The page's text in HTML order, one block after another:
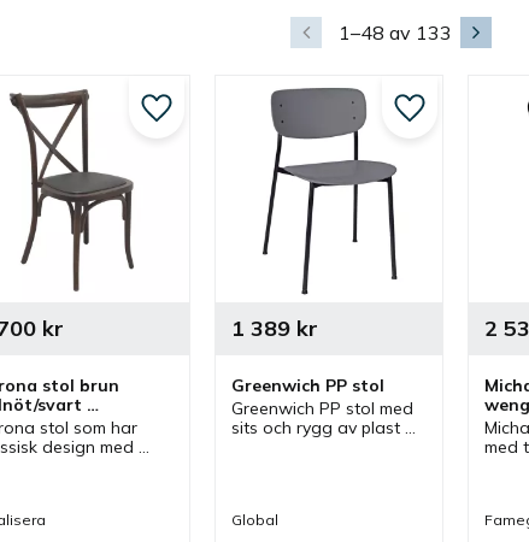
1–48 av 133
stol brun
svart
stol som har
design med
i flera olika
kr
Lägg till i favoriter
Greenwich PP stol
Greenwich PP stol med
sits och rygg av plast
och matstol.
1 389kr
Global
Lägg till i
med
2